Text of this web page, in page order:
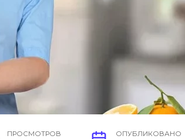
ПРОСМОТРОВ ОПУБЛИКОВАНО